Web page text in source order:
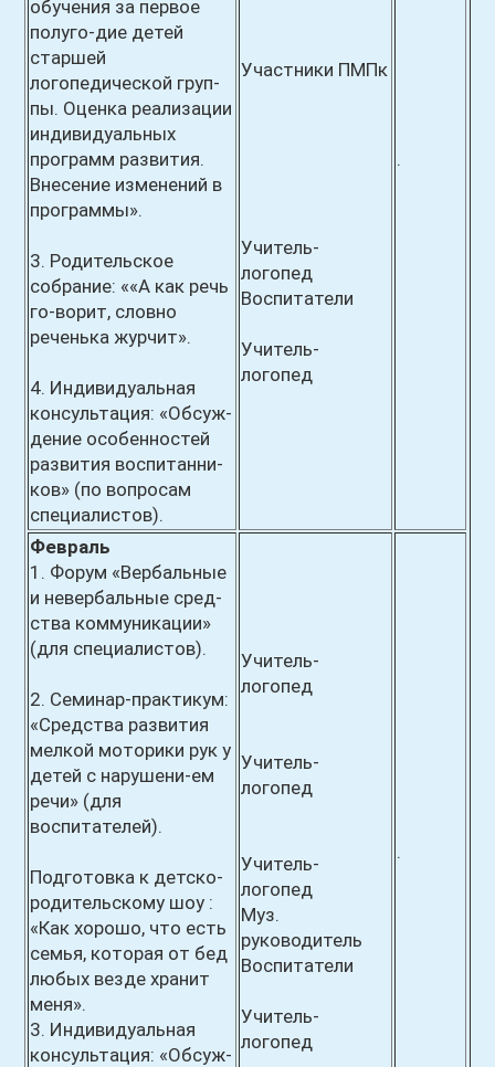
обучения за первое
полуго-дие детей
старшей
логопедической груп-
пы. Оценка реализации
индивидуальных
программ развития.
Внесение изменений в
программы».
3. Родительское
собрание: ««А как речь
го-ворит, словно
реченька журчит».
4. Индивидуальная
консультация: «Обсуж-
дение особенностей
развития воспитанни-
ков» (по вопросам
специалистов).
Участники ПМПк
Учитель-
логопед
Воспитатели
Учитель-
логопед
.
Февраль
1. Форум «Вербальные
и невербальные сред-
ства коммуникации»
(для специалистов).
2. Семинар-практикум:
«Средства развития
мелкой моторики рук у
детей с нарушени-ем
речи» (для
воспитателей).
Подготовка к детско-
родительскому шоу :
«Как хорошо, что есть
семья, которая от бед
любых везде хранит
меня».
3. Индивидуальная
консультация: «Обсуж-
Учитель-
логопед
Учитель-
логопед
Учитель-
логопед
Муз.
руководитель
Воспитатели
Учитель-
логопед
.